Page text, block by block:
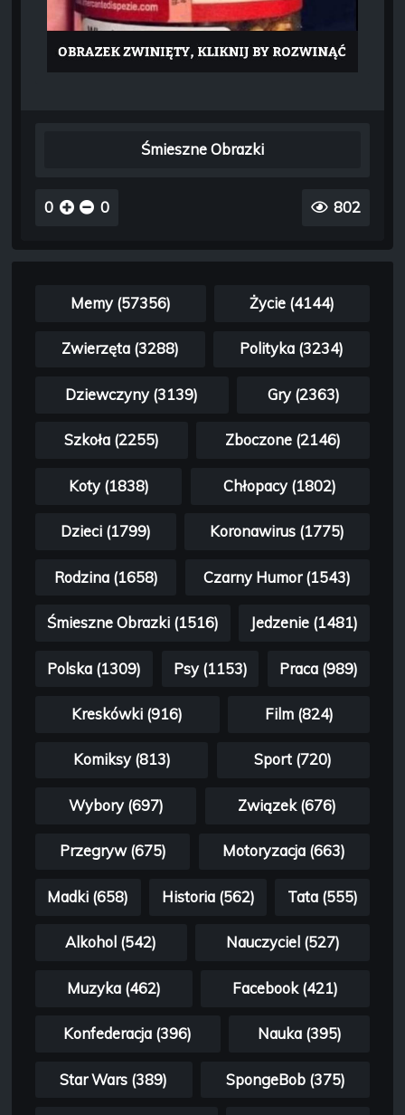
Śmieszne Obrazki
0 0 802
Memy (57356) Życie (4144)
Zwierzęta (3288) Polityka (3234)
Dziewczyny (3139) Gry (2363)
Szkoła (2255) Zboczone (2146)
Koty (1838) Chłopacy (1802)
Dzieci (1799) Koronawirus (1775)
Rodzina (1658) Czarny Humor (1543)
Śmieszne Obrazki (1516) Jedzenie (1481)
Polska (1309) Psy (1153) Praca (989)
Kreskówki (916) Film (824)
Komiksy (813) Sport (720)
Wybory (697) Związek (676)
Przegryw (675) Motoryzacja (663)
Madki (658) Historia (562) Tata (555)
Alkohol (542) Nauczyciel (527)
Muzyka (462) Facebook (421)
Konfederacja (396) Nauka (395)
Star Wars (389) SpongeBob (375)